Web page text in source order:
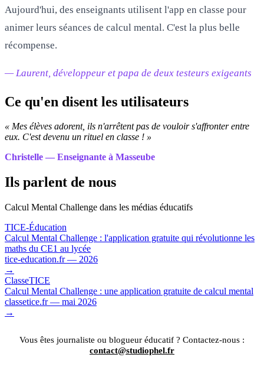
Aujourd'hui, des enseignants utilisent l'app en classe pour
animer leurs séances de calcul mental. C'est la plus belle
récompense.
— Laurent, développeur et papa de deux testeurs exigeants
Ce qu'en disent les utilisateurs
« Mes élèves adorent, ils n'arrêtent pas de vouloir s'affronter entre
eux. C'est devenu un rituel en classe ! »
Christelle — Enseignante à Masseube
Ils parlent de nous
Calcul Mental Challenge dans les médias éducatifs
TICE-Éducation
Calcul Mental Challenge : l'application gratuite qui révolutionne les
maths du CE1 au lycée
tice-education.fr — 2026
→
ClasseTICE
Calcul Mental Challenge : une application gratuite de calcul mental
classetice.fr — mai 2026
→
Vous êtes journaliste ou blogueur éducatif ? Contactez-nous :
contact@studiophel.fr